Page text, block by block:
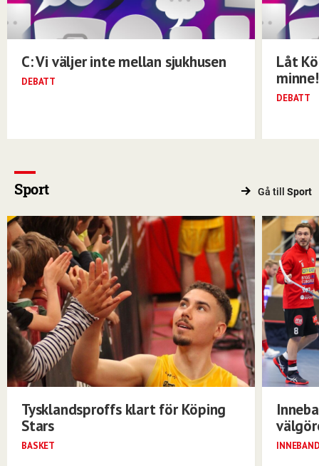
C: Vi väljer inte mellan sjukhusen
DEBATT
Låt
minne!
DEBATT
Sport Gå till Sport
Tysklandsproffs klart för Köping
Stars
BASKET